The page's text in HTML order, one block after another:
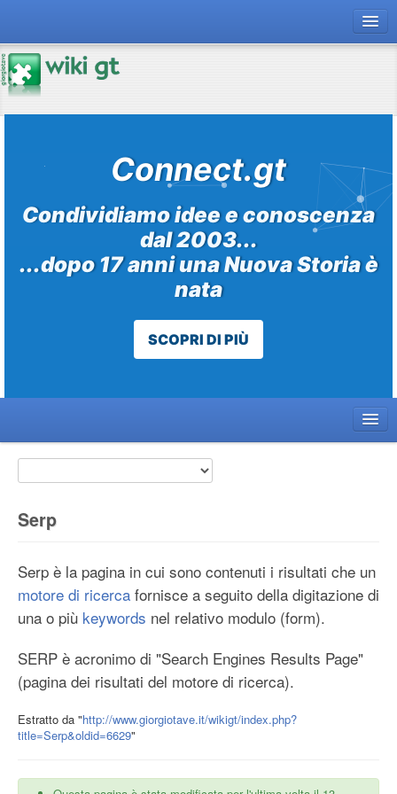
forum gt
magazine
Chi siamo
Connect.gt
Condividiamo idee e conoscenza
dal 2003...
...dopo 17 anni una Nuova Storia è
nata
SCOPRI DI PIÙ
Il Wiki GT
Voci
Citazioni
Il Redattore del Wiki
Diventa Redattore
Regole di Redazione
Guida Avanzata
Ultime Modifiche
Serp
Serp è la pagina in cui sono contenuti i risultati che un
motore di ricerca fornisce a seguito della digitazione di
una o più keywords nel relativo modulo (form).
SERP è acronimo di "Search Engines Results Page"
(pagina dei risultati del motore di ricerca).
Estratto da "http://www.giorgiotave.it/wikigt/index.php?
title=Serp&oldid=6629"